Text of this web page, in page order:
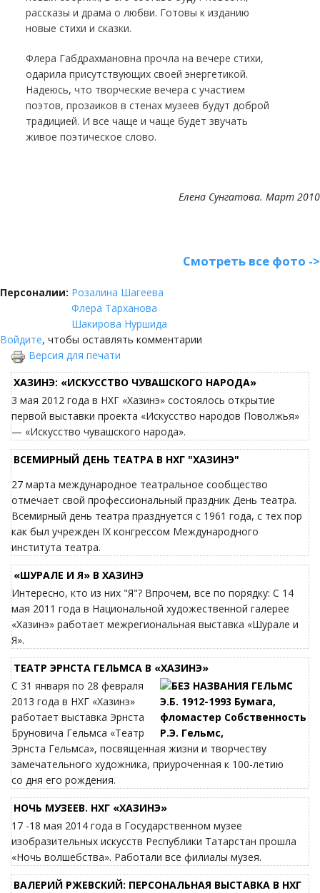
рассказы и драма о любви. Готовы к изданию
новые стихи и сказки.
Флера Габдрахмановна прочла на вечере стихи,
одарила присутствующих своей энергетикой.
Надеюсь, что творческие вечера с участием
поэтов, прозаиков в стенах музеев будут доброй
традицией. И все чаще и чаще будет звучать
живое поэтическое слово.
Елена Сунгатова. Март 2010
Смотреть все фото ->
Персоналии: Розалина Шагеева
Флера Тарханова
Шакирова Нуршида
Войдите, чтобы оставлять комментарии
Версия для печати
ХАЗИНЭ: «ИСКУССТВО ЧУВАШСКОГО НАРОДА»
3 мая 2012 года в НХГ «Хазинэ» состоялось открытие
первой выставки проекта «Искусство народов Поволжья»
— «Искусство чувашского народа».
ВСЕМИРНЫЙ ДЕНЬ ТЕАТРА В НХГ "ХАЗИНЭ"
27 марта международное театральное сообщество
отмечает свой профессиональный праздник День театра.
Всемирный день театра празднуется с 1961 года, с тех пор
как был учрежден IX конгрессом Международного
института театра.
«ШУРАЛЕ И Я» В ХАЗИНЭ
Интересно, кто из них "Я"? Впрочем, все по порядку: C 14
мая 2011 года в Национальной художественной галерее
«Хазинэ» работает межрегиональная выставка «Шурале и
Я».
ТЕАТР ЭРНСТА ГЕЛЬМСА В «ХАЗИНЭ»
С 31 января по 28 февраля
2013 года в НХГ «Хазинэ»
работает выставка Эрнста
Бруновича Гельмса «Театр
Эрнста Гельмса», посвященная жизни и творчеству
замечательного художника, приуроченная к 100-летию
со дня его рождения.
НОЧЬ МУЗЕЕВ. НХГ «ХАЗИНЭ»
17 -18 мая 2014 года в Государственном музее
изобразительных искусств Республики Татарстан прошла
«Ночь волшебства». Работали все филиалы музея.
ВАЛЕРИЙ РЖЕВСКИЙ: ПЕРСОНАЛЬНАЯ ВЫСТАВКА В НХГ